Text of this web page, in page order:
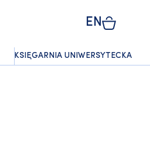
EN
KSIĘGARNIA UNIWERSYTECKA